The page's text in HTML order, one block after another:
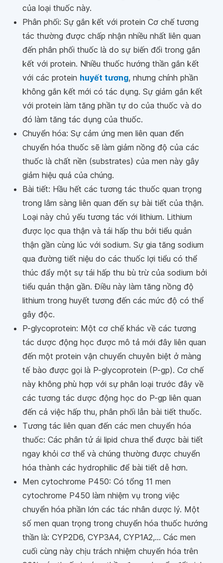
của loại thuốc này.
Phân phối: Sự gắn kết với protein Cơ chế tương
tác thường được chấp nhận nhiều nhất liên quan
đến phân phối thuốc là do sự biến đổi trong gắn
kết với protein. Nhiều thuốc hướng thần gắn kết
với các protein huyết tương, nhưng chính phần
không gắn kết mới có tác dụng. Sự giảm gắn kết
với protein làm tăng phần tự do của thuốc và do
đó làm tăng tác dụng của thuốc.
Chuyển hóa: Sự cảm ứng men liên quan đến
chuyển hóa thuốc sẽ làm giảm nồng độ của các
thuốc là chất nền (substrates) của men này gây
giảm hiệu quả của chúng.
Bài tiết: Hầu hết các tương tác thuốc quan trọng
trong lâm sàng liên quan đến sự bài tiết của thận.
Loại này chủ yếu tương tác với lithium. Lithium
được lọc qua thận và tái hấp thu bởi tiểu quản
thận gần cùng lúc với sodium. Sự gia tăng sodium
qua đường tiết niệu do các thuốc lợi tiểu có thể
thúc đẩy một sự tái hấp thu bù trừ của sodium bởi
tiểu quản thận gần. Điều này làm tăng nồng độ
lithium trong huyết tương đến các mức độ có thể
gây độc.
P-glycoprotein: Một cơ chế khác về các tương
tác dược động học được mô tả mới đây liên quan
đến một protein vận chuyển chuyên biệt ở màng
tế bào được gọi là P-glycoprotein (P-gp). Cơ chế
này không phù hợp với sự phân loại trước đây về
các tương tác dược động học do P-gp liên quan
đến cả việc hấp thu, phân phối lẫn bài tiết thuốc.
Tương tác liên quan đến các men chuyển hóa
thuốc: Các phân tử ái lipid chưa thể được bài tiết
ngay khỏi cơ thể và chúng thường được chuyển
hóa thành các hydrophilic để bài tiết dễ hơn.
Men cytochrome P450: Có tổng 11 men
cytochrome P450 làm nhiệm vụ trong việc
chuyển hóa phần lớn các tác nhân dược lý. Một
số men quan trọng trong chuyển hóa thuốc hướng
thần là: CYP2D6, CYP3A4, CYP1A2,... Các men
cuối cùng này chịu trách nhiệm chuyển hóa trên